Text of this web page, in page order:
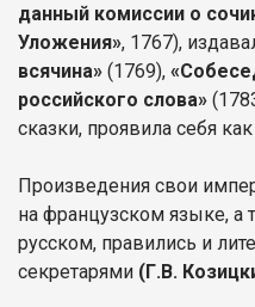
данный комиссии о
Уложения», 1767),
всячина» (1769),
российского слова»
сказки, проявила себя
Произведения свои
на французском языке, а
русском, правились и
секретарями (Г.В.